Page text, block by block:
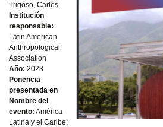
Trigoso, Carlos
Institución
responsable:
Latin American
Anthropological
Association
Año: 2023
Ponencia
presentada en
Nombre del
evento: América
Latina y el Caribe: